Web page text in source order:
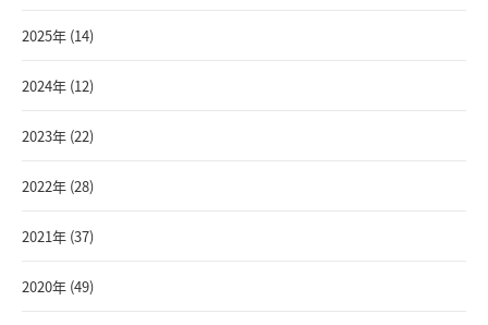
2025年 (14)
2024年 (12)
2023年 (22)
2022年 (28)
2021年 (37)
2020年 (49)